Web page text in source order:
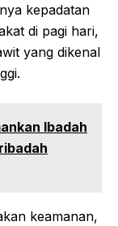
kepadatan
di pagi hari,
yang dikenal
Ibadah
keamanan,